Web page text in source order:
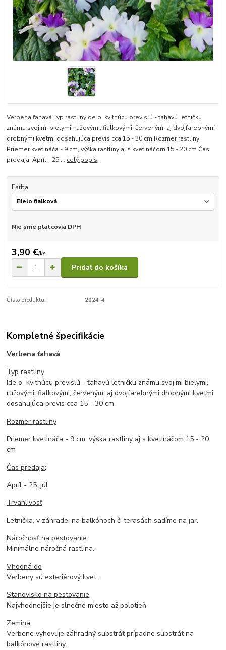
Verbena ťahavá Typ rastlinyIde o kvitnúcu previslú - ťahavú letničku
známu svojimi bielymi, ružovými, fialkovými, červenými aj dvojfarebnými
drobnými kvetmi dosahujúca previs cca 15 - 30 cm Rozmer rastliny
Priemer kvetináča - 9 cm, výška rastliny aj s kvetináčom 15 - 20 cm Čas
predaja: Apríl - 25.... celý popis
Farba
Nie sme platcovia DPH
3,90 €/ks
Pridať do košíka
Číslo produktu: 2024-4
Kompletné špecifikácie
Verbena ťahavá
Typ rastliny
Ide o kvitnúcu previslú - ťahavú letničku známu svojimi bielymi,
ružovými, fialkovými, červenými aj dvojfarebnými drobnými kvetmi
dosahujúca previs cca 15 - 30 cm
Rozmer rastliny
Priemer kvetináča - 9 cm, výška rastliny aj s kvetináčom 15 - 20
cm
Čas predaja:
Apríl - 25. júl
Trvanlivosť
Letnička, v záhrade, na balkónoch či terasách sadíme na jar.
Náročnosť na pestovanie
Minimálne náročná rastlina.
Vhodná do
Verbeny sú exteriérový kvet.
Stanovisko na pestovanie
Najvhodnejšie je slnečné miesto až polotieň
Zemina
Verbene vyhovuje záhradný substrát prípadne substrát na
balkónové rastliny.